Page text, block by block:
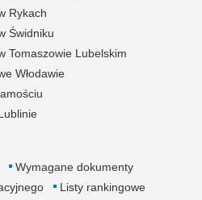
Rykach
Świdniku
Tomaszowie Lubelskim
Włodawie
Wymagane dokumenty
Listy rankingowe